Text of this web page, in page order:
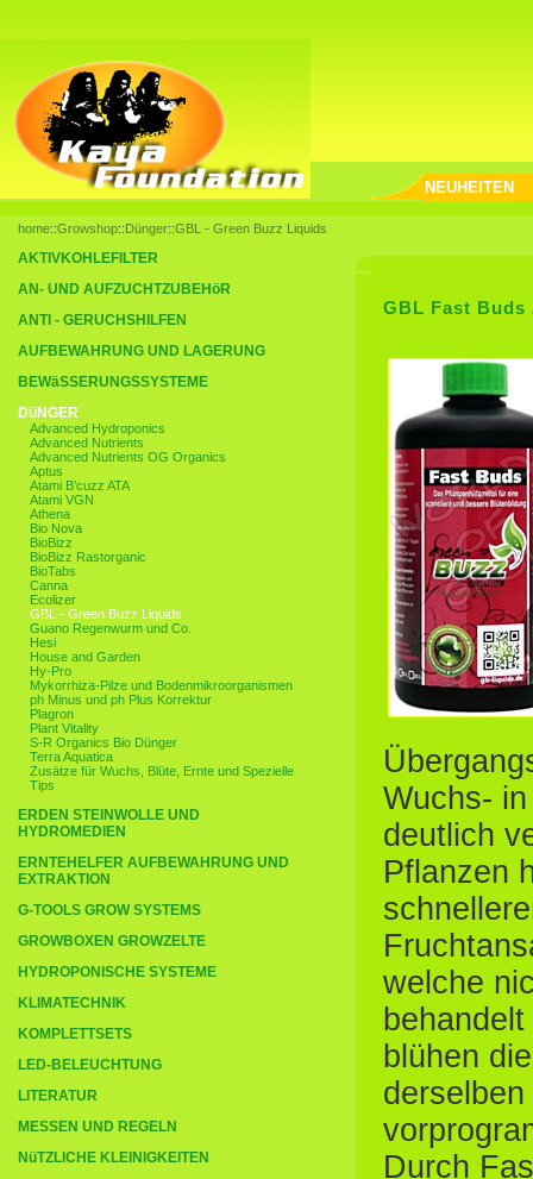
NEUHEITEN
home::Growshop::Dünger::GBL - Green Buzz Liquids
AKTIVKOHLEFILTER
AN- UND AUFZUCHTZUBEHöR
ANTI - GERUCHSHILFEN
AUFBEWAHRUNG UND LAGERUNG
BEWäSSERUNGSSYSTEME
DüNGER
Advanced Hydroponics
Advanced Nutrients
Advanced Nutrients OG Organics
Aptus
Atami B’cuzz ATA
Atami VGN
Athena
Bio Nova
BioBizz
BioBizz Rastorganic
BioTabs
Canna
Ecolizer
GBL - Green Buzz Liquids
Guano Regenwurm und Co.
Hesi
House and Garden
Hy-Pro
Mykorrhiza-Pilze und Bodenmikroorganismen
ph Minus und ph Plus Korrektur
Plagron
Plant Vitality
S-R Organics Bio Dünger
Terra Aquatica
Zusätze für Wuchs, Blüte, Ernte und Spezielle
Tips
ERDEN STEINWOLLE UND
HYDROMEDIEN
ERNTEHELFER AUFBEWAHRUNG UND
EXTRAKTION
G-TOOLS GROW SYSTEMS
GROWBOXEN GROWZELTE
HYDROPONISCHE SYSTEME
KLIMATECHNIK
KOMPLETTSETS
LED-BELEUCHTUNG
LITERATUR
MESSEN UND REGELN
NüTZLICHE KLEINIGKEITEN
GBL Fast Buds
Wuchs-
deutlich
Pflanzen
welche
blühen
Durch